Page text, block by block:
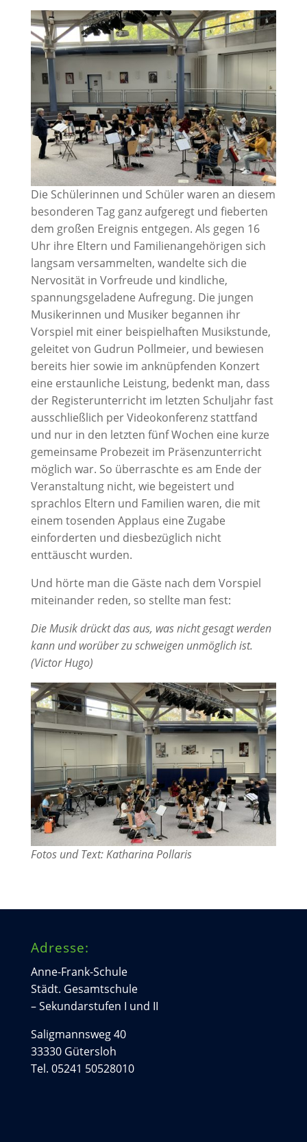
Die Schülerinnen und Schüler waren an diesem
besonderen Tag ganz aufgeregt und fieberten
dem großen Ereignis entgegen. Als gegen 16
Uhr ihre Eltern und Familienangehörigen sich
langsam versammelten, wandelte sich die
Nervosität in Vorfreude und kindliche,
spannungsgeladene Aufregung. Die jungen
Musikerinnen und Musiker begannen ihr
Vorspiel mit einer beispielhaften Musikstunde,
geleitet von Gudrun Pollmeier, und bewiesen
bereits hier sowie im anknüpfenden Konzert
eine erstaunliche Leistung, bedenkt man, dass
der Registerunterricht im letzten Schuljahr fast
ausschließlich per Videokonferenz stattfand
und nur in den letzten fünf Wochen eine kurze
gemeinsame Probezeit im Präsenzunterricht
möglich war. So überraschte es am Ende der
Veranstaltung nicht, wie begeistert und
sprachlos Eltern und Familien waren, die mit
einem tosenden Applaus eine Zugabe
einforderten und diesbezüglich nicht
enttäuscht wurden.
Und hörte man die Gäste nach dem Vorspiel
miteinander reden, so stellte man fest:
Die Musik drückt das aus, was nicht gesagt werden
kann und worüber zu schweigen unmöglich ist.
(Victor Hugo)
Fotos und Text: Katharina Pollaris
Adresse:
Anne-Frank-Schule
Städt. Gesamtschule
– Sekundarstufen I und II
Saligmannsweg 40
33330 Gütersloh
Tel. 05241 50528010